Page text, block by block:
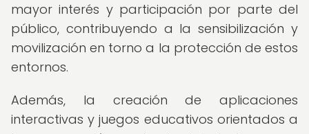
mayor interés y participación por parte del
público, contribuyendo a la sensibilización y
movilización en torno a la protección de estos
entornos.
Además, la creación de aplicaciones
interactivas y juegos educativos orientados a